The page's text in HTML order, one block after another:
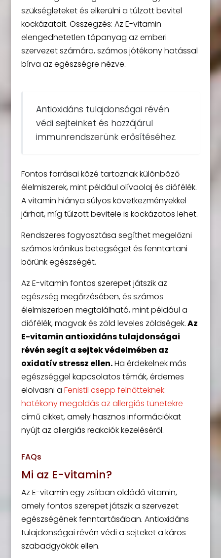
szükségleteket és elkerülni a túlzott bevitel
kockázatait. Összegzés: Az E-vitamin
elengedhetetlen tápanyag az emberi
szervezet számára, számos jótékony hatással
bírva az egészségre nézve.
Antioxidáns tulajdonságai révén
védi sejteinket és hozzájárul
immunrendszerünk erősítéséhez.
Fontos forrásai közé tartoznak különböző
élelmiszerek, mint például olívaolaj és diófélék.
A vitamin hiánya súlyos következményekkel
járhat, míg túlzott bevitele is kockázatos lehet.
Rendszeres fogyasztása segíthet megelőzni
számos krónikus betegséget és fenntartani
bőrünk egészségét.
Az E-vitamin fontos szerepet játszik az
egészség megőrzésében, és számos
élelmiszerben megtalálható, mint például a
diófélék, magvak és zöld leveles zöldségek.Az
E-vitamin antioxidáns tulajdonságai
révén segít a sejtek védelmében az
oxidatív stressz ellen.Ha érdekelnek más
egészséggel kapcsolatos témák, érdemes
elolvasni a Fenistil csepp felnőtteknek:
hatékony megoldás az allergiás tünetekre
című cikket, amely hasznos információkat
nyújt az allergiás reakciók kezeléséről.
FAQs
Mi az E-vitamin?
Az E-vitamin egy zsírban oldódó vitamin,
amely fontos szerepet játszik a szervezet
egészségének fenntartásában. Antioxidáns
tulajdonságai révén védi a sejteket a káros
szabadgyökök ellen.